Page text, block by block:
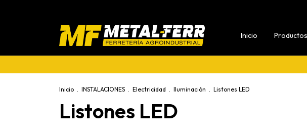
Inicio Productos
Inicio . INSTALACIONES . Electricidad . Iluminación . Listones LED
Listones LED